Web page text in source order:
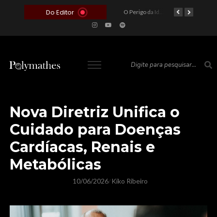
Do Editor
O Voto como Moeda: Clientelismo e o Analfabetismo Funcional Político no Brasil O Perigo da Ideologia Desenfreada na Justiça: Quando a Pauta Política Substitui a Pena Criminal
Nova Diretriz Unifica o
Cuidado para Doenças
Cardíacas, Renais e
Metabólicas
10/06/2026/ Kiko Ribeiro